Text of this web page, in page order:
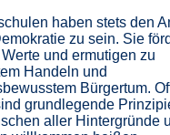
haben stets den
zu sein. Sie
und ermutigen zu
Handeln und
Bürgertum.
grundlegende
aller Hintergründe